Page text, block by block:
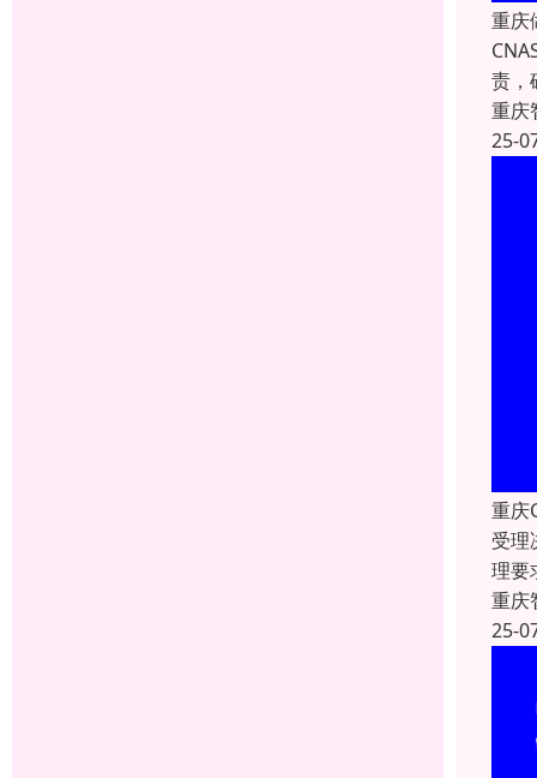
重庆
责，
重庆
25-
重庆
受理
理要
重庆
25-